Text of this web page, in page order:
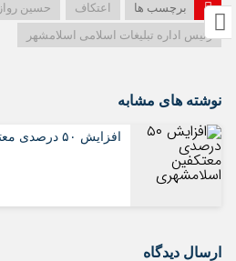
برچسب ها اعتکاف
حسین رواز
رئیس اداره تبلیغات اسلامی اسلامشهر
نوشته های مشابه
افزایش ۵۰ درصدی معتکفین اسلامشهری
ارسال دیدگاه